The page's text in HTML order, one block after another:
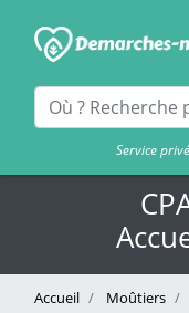
Service
Accueil Moûtiers